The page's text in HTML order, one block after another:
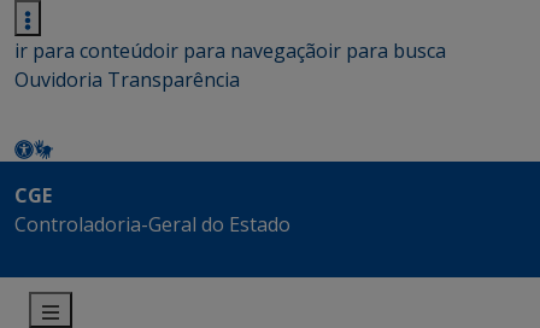
ir para conteúdoir para navegaçãoir para busca
Ouvidoria Transparência
CGE
Controladoria-Geral do Estado